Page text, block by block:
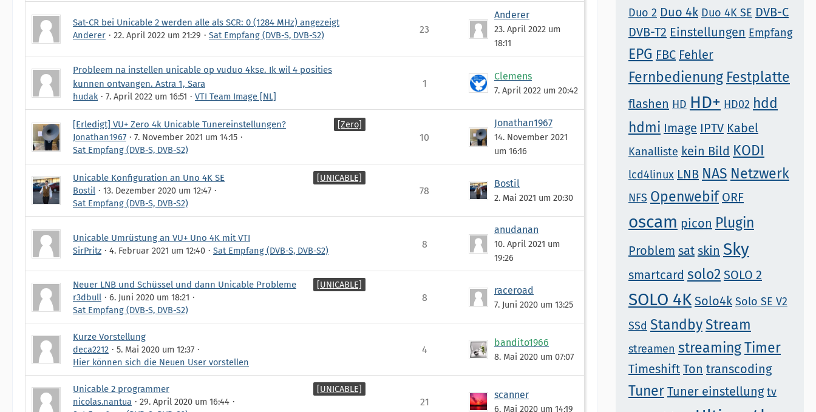
Sat-CR bei Unicable 2 werden alle als SCR: 0 (1284 MHz) angezeigt
Anderer
22. April 2022 um 21:29 Sat Empfang (DVB-S, DVB-S2)
23
Anderer
23. April 2022 um
18:11
Probleem na instellen unicable op vuduo 4kse. Ik wil 4 posities
kunnen ontvangen. Astra 1, Sara
hudak
7. April 2022 um 16:51 VTI Team Image [NL]
1
Clemens
7. April 2022 um 20:42
[Zero]
[Erledigt] VU+ Zero 4k Unicable Tunereinstellungen?
Jonathan1967
7. November 2021 um 14:15
Sat Empfang (DVB-S, DVB-S2)
10
Jonathan1967
14. November 2021
um 16:16
[UNICABLE]
Unicable Konfiguration an Uno 4K SE
Bostil
13. Dezember 2020 um 12:47
Sat Empfang (DVB-S, DVB-S2)
78
Bostil
2. Mai 2021 um 20:30
Unicable Umrüstung an VU+ Uno 4K mit VTI
SirPritz
4. Februar 2021 um 12:40 Sat Empfang (DVB-S, DVB-S2)
8
anudanan
10. April 2021 um
19:26
[UNICABLE]
Neuer LNB und Schüssel und dann Unicable Probleme
r3dbull
6. Juni 2020 um 18:21
Sat Empfang (DVB-S, DVB-S2)
8
raceroad
7. Juni 2020 um 13:25
Kurze Vorstellung
deca2212
5. Mai 2020 um 12:37
Hier können sich die Neuen User vorstellen
4
bandito1966
8. Mai 2020 um 07:07
[UNICABLE]
Unicable 2 programmer
nicolas.nantua
29. April 2020 um 16:44
21
scanner
6. Mai 2020 um 14:19
Duo 2 Duo 4k Duo 4K SE DVB-C
DVB-T2 Einstellungen Empfang
EPG FBC Fehler
Fernbedienung Festplatte
flashen HD HD+ HD02 hdd
hdmi Image IPTV Kabel
Kanalliste kein Bild KODI
lcd4linux LNB NAS Netzwerk
NFS Openwebif ORF
oscam picon Plugin
Problem sat skin Sky
smartcard solo2 SOLO 2
SOLO 4K Solo4k Solo SE V2
SSd StandbyStream
streamen streamingTimer
Timeshift Ton transcoding
Tuner Tuner einstellung tv